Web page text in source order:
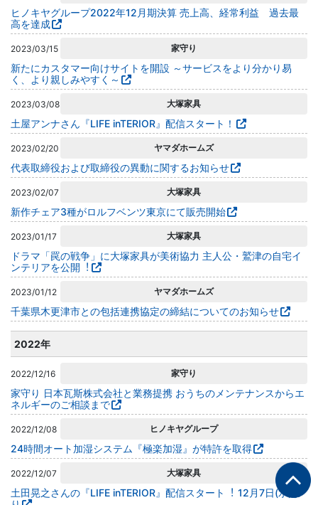
ヒノキヤグループ2022年12月期決算 売上高、経常利益 過去最
高を達成
2023/03/15 家守り
新たにカスタマー向けサイトを開設 ～サービスをより分かり易
く、より親しみやすく～
2023/03/08 大塚家具
土屋アンナさん『LIFE inTERIOR』配信スタート！
2023/02/20 ヤマダホームズ
代表取締役および取締役の異動に関するお知らせ
2023/02/07 大塚家具
新作チェア3種がロルフベンツ東京にて販売開始
2023/01/17 大塚家具
ドラマ「罠の戦争」に⼤塚家具が美術協⼒ 主⼈公・鷲津の⾃宅イ
ンテリアを公開︕
2023/01/12 ヤマダホームズ
千葉県木更津市との包括連携協定の締結についてのお知らせ
2022年
2022/12/16 家守り
家守り 日本瓦斯株式会社と業務提携 おうちのメンテナンスからエ
ネルギーのご相談まで
2022/12/08 ヒノキヤグループ
24時間オート加湿システム『極楽加湿』が特許を取得
2022/12/07 大塚家具
土田晃之さんの『LIFE inTERIOR』配信スタート︕ 12月7日(水)よ